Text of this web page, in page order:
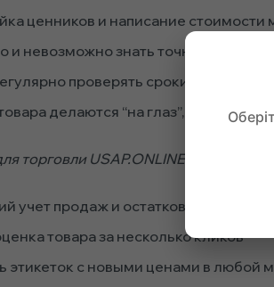
ценников и написание стоимости
и невозможно знать точное
проверять сроки годности
делаются “на глаз”, не всегда
торговли USAP.ONLINE:
учет продаж и остатков товара
товара за несколько кликов
этикеток с новыми ценами в любой